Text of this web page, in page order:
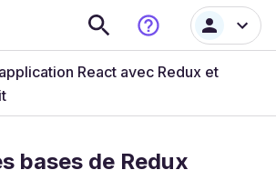
React avec Redux et
bases de Redux